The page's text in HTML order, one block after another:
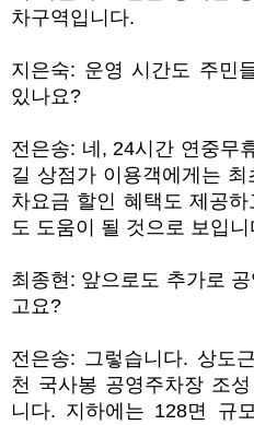
차구역입니다.
지은숙: 운영 시간도 주민
있나요?
전은송: 네 , 24시간 연중무
길 상점가 이용객에게는 최
차요금 할인 혜택도 제공하
도 도움이 될 것으로 보입니
최종현: 앞으로도 추가로
고요?
전은송: 그렇습니다. 상도
천 국사봉 공영주차장 조
니다. 지하에는 128면 규